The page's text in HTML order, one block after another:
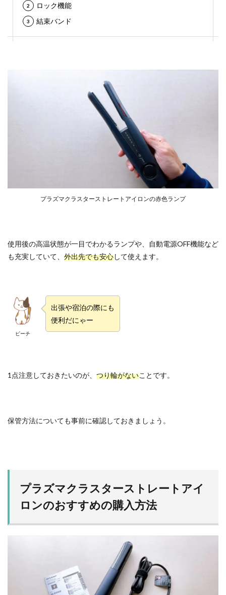
ロック機能
結束バンド
プラズマクラスターストレートアイロンの赤色ランプ
使用後の高温状態が一目でわかるランプや、自動電源OFF機能など
も充実していて、 外出先でも安心して使えます。
ピーチ
出張や宿泊の際にも
便利だにゃー
1点注意しておきたいのが、 つり輪がないことです。
保管方法についても事前に確認しておきましょう。
プラズマクラスターストレートアイ
ロンのおすすめの購入方法